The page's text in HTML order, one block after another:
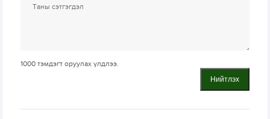
1000 тэмдэгт оруулах үлдлээ.
Нийтлэх